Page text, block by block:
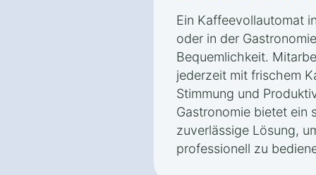
Ein Kaffeevollautomat
oder in der
Bequemlichkeit.
jederzeit mit frischem
Stimmung und
Gastronomie bietet ein
zuverlässige Lösung,
professionell zu